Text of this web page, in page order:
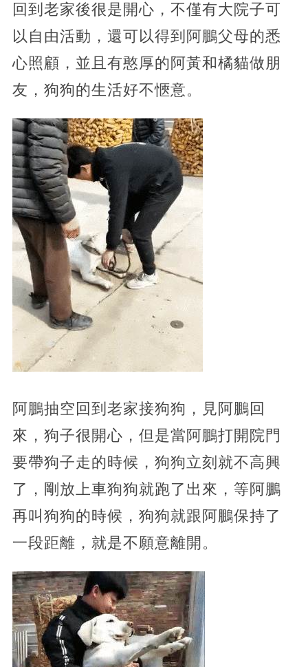
回到老家後很是開心，不僅有大院子可
以自由活動，還可以得到阿鵬父母的悉
心照顧，並且有憨厚的阿黃和橘貓做朋
友，狗狗的生活好不愜意。
阿鵬抽空回到老家接狗狗，見阿鵬回
來，狗子很開心，但是當阿鵬打開院門
要帶狗子走的時候，狗狗立刻就不高興
了，剛放上車狗狗就跑了出來，等阿鵬
再叫狗狗的時候，狗狗就跟阿鵬保持了
一段距離，就是不願意離開。